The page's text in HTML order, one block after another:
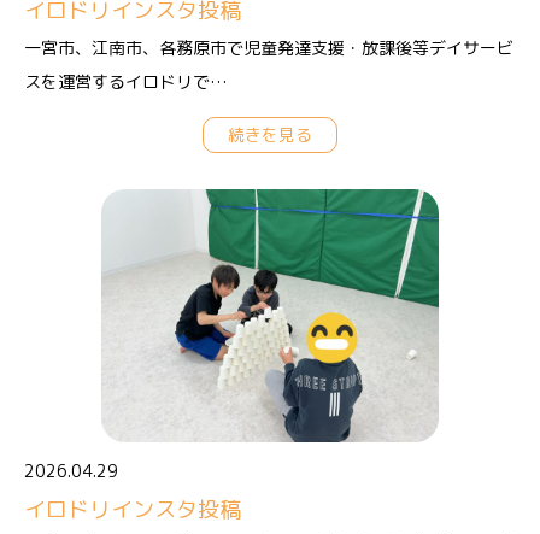
イロドリインスタ投稿
一宮市、江南市、各務原市で児童発達支援・放課後等デイサービ
スを運営するイロドリで…
続きを見る
2026.04.29
イロドリインスタ投稿